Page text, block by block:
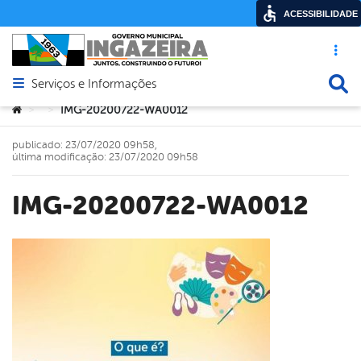
Acesso
Abrir menu principal de navegação
Serviços e Informações
Você está aqui:
> > IMG-20200722-WA0012
IMG-20200722-WA0012
publicado: 23/07/2020 09h58,
última modificação: 23/07/2020 09h58
ACESSIBILIDADE